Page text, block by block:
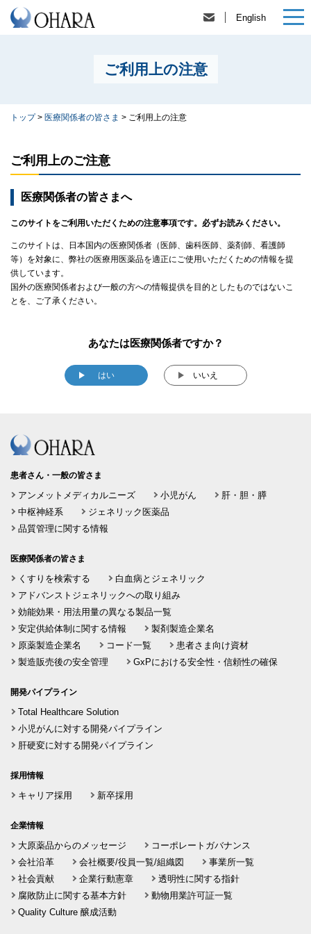
English
ご利用上の注意
トップ> 医療関係者の皆さま > ご利用上の注意
ご利用上のご注意
医療関係者の皆さまへ
このサイトをご利用いただくための注意事項です。必ずお読みください。
このサイトは、日本国内の医療関係者（医師、歯科医師、薬剤師、看護師
等）を対象に、弊社の医療用医薬品を適正にご使用いただくための情報を提
供しています。
国外の医療関係者および一般の方への情報提供を目的としたものではないこ
とを、ご了承ください。
あなたは医療関係者ですか？
はい いいえ
患者さん・一般の皆さま
アンメットメディカルニーズ 小児がん
肝・胆・膵
中枢神経系
ジェネリック医薬品
品質管理に関する情報
医療関係者の皆さま
くすりを検索する
白血病とジェネリック
アドバンストジェネリックへの取り組み
効能効果・用法用量の異なる製品一覧
安定供給体制に関する情報
製剤製造企業名
原薬製造企業名
コード一覧
患者さま向け資材
製造販売後の安全管理
GxPにおける安全性・信頼性の確保
開発パイプライン
Total Healthcare Solution
小児がんに対する開発パイプライン
肝硬変に対する開発パイプライン
採用情報
キャリア採用 新卒採用
企業情報
大原薬品からのメッセージ
コーポレートガバナンス
会社沿革
会社概要/役員一覧/組織図
事業所一覧
社会貢献
企業行動憲章
透明性に関する指針
腐敗防止に関する基本方針
動物用業許可証一覧
Quality Culture 醸成活動